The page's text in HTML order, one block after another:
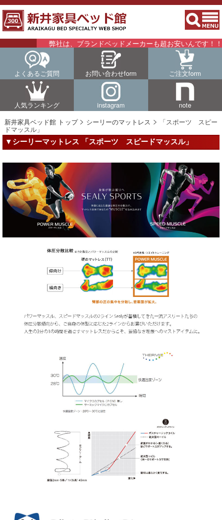
弊社は、ブランドベッドメーカーも超お安いんです！！詳細
よくあるご質問 お問い合わせform ご注文form
人気ランキング instagram
note
新井家具ベッド館 トップ
シーリーのマットレス 「スポーツ スピー
ドマッスル」
▼シーリーマットレス 「スポーツ スピードマッスル」